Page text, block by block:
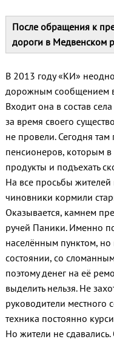
После обращения к
дороги в Медвенском
В 2013 году «КИ»
дорожным сообщением
Входит она в состав
за время своего
не провели. Сегодня
пенсионеров, которым в
продукты и подъехать
На все просьбы
чиновники кормили
Оказывается, камнем
ручей Паники. Именно
населённым пунктом, но
состоянии, со
поэтому денег на её
выделить нельзя. Не
руководители местного
техника постоянно
Но жители не